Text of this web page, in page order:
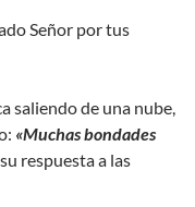
Señor por tus
saliendo de una nube,
«Muchas bondades
respuesta a las